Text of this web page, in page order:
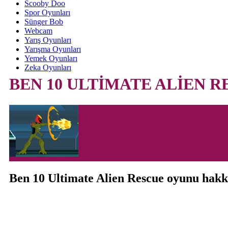
Scooby Doo
Spor Oyunları
Sünger Bob
Webcam
Yarış Oyunları
Yarışma Oyunları
Yemek Oyunları
Zeka Oyunları
BEN 10 ULTİMATE ALİEN
Ben 10 Ultimate Alien Rescue oyunu